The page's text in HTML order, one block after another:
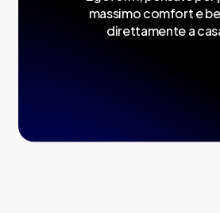
massimocomforte
direttamentea